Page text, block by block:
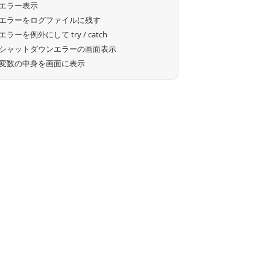
エラー表示
エラーをログファイルに残す
エラーを例外にして try / catch
シャットダウンエラーの画面表示
数の中身を画面に表示